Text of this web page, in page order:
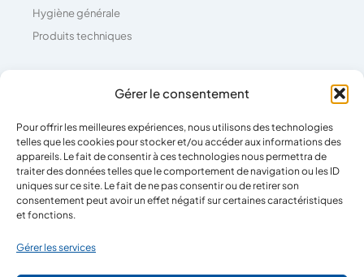
Gérer le consentement
Pour offrir les meilleures expériences, nous utilisons des technologies
telles que les cookies pour stocker et/ou accéder aux informations des
appareils. Le fait de consentir à ces technologies nous permettra de
traiter des données telles que le comportement de navigation ou les ID
uniques sur ce site. Le fait de ne pas consentir ou de retirer son
consentement peut avoir un effet négatif sur certaines caractéristiques
et fonctions.
Gérer les services
04 73 26 81 71
39 Rue Pierre Boulanger,
63100 Clermont-Ferrand
Hygiène générale
Produits techniques